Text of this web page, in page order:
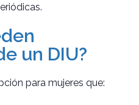
un DIU?
para mujeres que: